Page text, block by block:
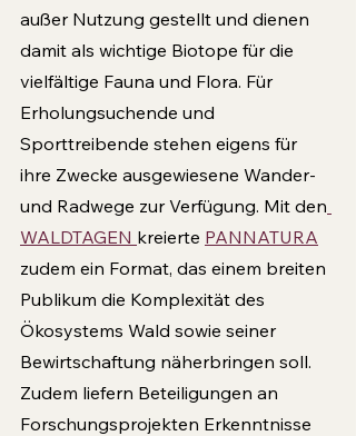
außer Nutzung gestellt und dienen
damit als wichtige Biotope für die
vielfältige Fauna und Flora. Für
Erholungsuchende und
Sporttreibende stehen eigens für
ihre Zwecke ausgewiesene Wander-
und Radwege zur Verfügung. Mit den
WALDTAGEN kreierte PANNATURA
zudem ein Format, das einem breiten
Publikum die Komplexität des
Ökosystems Wald sowie seiner
Bewirtschaftung näherbringen soll.
Zudem liefern Beteiligungen an
Forschungsprojekten Erkenntnisse